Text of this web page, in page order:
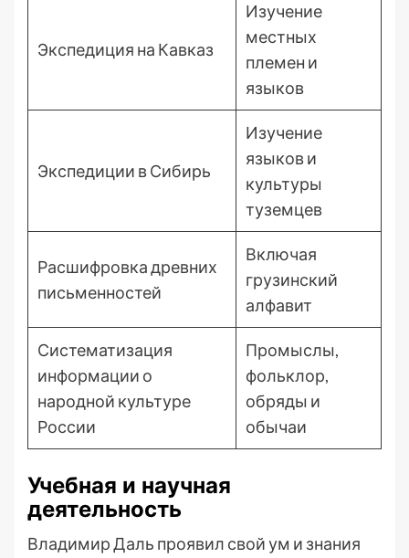
Экспедиция на Кавказ
Изучение
местных
племен и
языков
Экспедиции в Сибирь
Изучение
языков и
культуры
туземцев
Расшифровка древних
письменностей
Включая
грузинский
алфавит
Систематизация
информации о
народной культуре
России
Промыслы,
фольклор,
обряды и
обычаи
Учебная и научная
деятельность
Владимир Даль проявил свой ум и знания